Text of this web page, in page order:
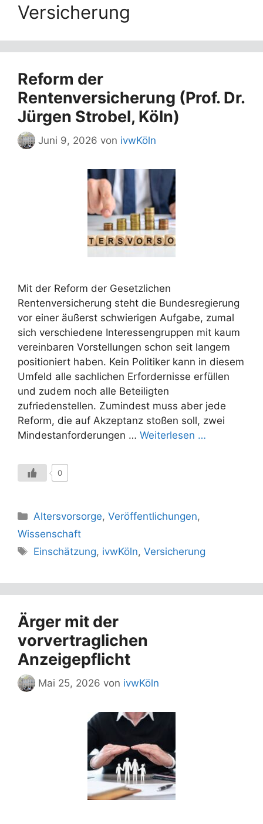
Versicherung
Reform der
Rentenversicherung (Prof. Dr.
Jürgen Strobel, Köln)
Juni 9, 2026 von ivwKöln
Mit der Reform der Gesetzlichen
Rentenversicherung steht die Bundesregierung
vor einer äußerst schwierigen Aufgabe, zumal
sich verschiedene Interessengruppen mit kaum
vereinbaren Vorstellungen schon seit langem
positioniert haben. Kein Politiker kann in diesem
Umfeld alle sachlichen Erfordernisse erfüllen
und zudem noch alle Beteiligten
zufriedenstellen. Zumindest muss aber jede
Reform, die auf Akzeptanz stoßen soll, zwei
Mindestanforderungen … Weiterlesen …
0
Kategorien
Altersvorsorge,Veröffentlichungen,
Wissenschaft
Schlagwörter
Einschätzung, ivwKöln,Versicherung
Ärger mit der
vorvertraglichen
Anzeigepflicht
Mai 25, 2026 von ivwKöln